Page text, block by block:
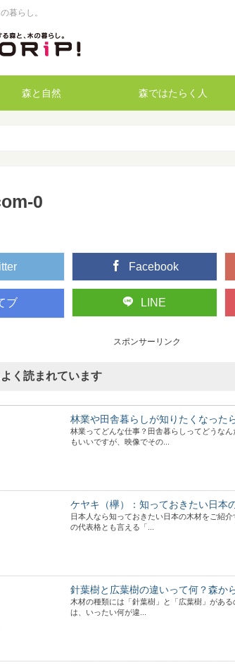
暮らし。
森と自然 森ではたらく人
0
Facebook
ブ LINE
スポンサーリンク
く読まれています
林業や田舎暮らしが知りたくなった
林業ってどんな仕事？田舎暮らしってどうな
もいいですが、映像でその...
ケヤキ（欅）：知っておきたい日本
日本人なら知っておきたい日本の木材をご紹
の代表格とも言える「...
針葉樹と広葉樹の違いって何？森か
木材の種類には「針葉樹」と「広葉樹」があ
は、いったい何が違...